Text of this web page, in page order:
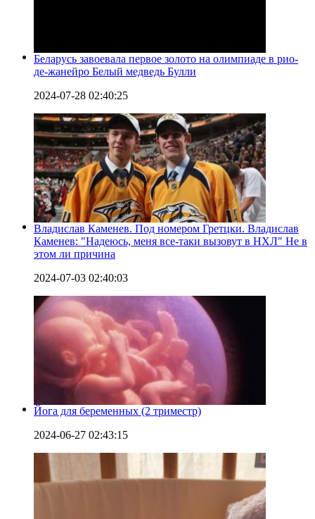
Беларусь завоевала первое золото на олимпиаде в рио-
де-жанейро Белый медведь Булли
2024-07-28 02:40:25
Владислав Каменев. Под номером Гретцки. Владислав
Каменев: "Надеюсь, меня все-таки вызовут в НХЛ" Не в
этом ли причина
2024-07-03 02:40:03
Йога для беременных (2 триместр)
2024-06-27 02:43:15